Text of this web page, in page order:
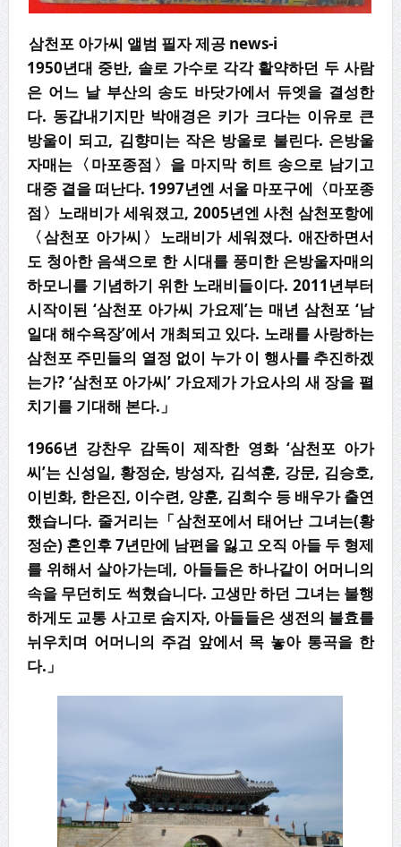
삼천포 아가씨 앨범 필자 제공 news-i
1950년대 중반, 솔로 가수로 각각 활약하던 두 사람
은 어느 날 부산의 송도 바닷가에서 듀엣을 결성한
다. 동갑내기지만 박애경은 키가 크다는 이유로 큰
방울이 되고, 김향미는 작은 방울로 불린다. 은방울
자매는〈마포종점〉을 마지막 히트 송으로 남기고
대중 곁을 떠난다. 1997년엔 서울 마포구에〈마포종
점〉노래비가 세워졌고, 2005년엔 사천 삼천포항에
〈삼천포 아가씨〉노래비가 세워졌다. 애잔하면서
도 청아한 음색으로 한 시대를 풍미한 은방울자매의
하모니를 기념하기 위한 노래비들이다. 2011년부터
시작이된 ‘삼천포 아가씨 가요제’는 매년 삼천포 ‘남
일대 해수욕장’에서 개최되고 있다. 노래를 사랑하는
삼천포 주민들의 열정 없이 누가 이 행사를 추진하겠
는가? ‘삼천포 아가씨’ 가요제가 가요사의 새 장을 펼
치기를 기대해 본다.」
1966년 강찬우 감독이 제작한 영화 ‘삼천포 아가
씨’는 신성일, 황정순, 방성자, 김석훈, 강문, 김승호,
이빈화, 한은진, 이수련, 양훈, 김희수 등 배우가 출연
했습니다. 줄거리는「삼천포에서 태어난 그녀는(황
정순) 혼인후 7년만에 남편을 잃고 오직 아들 두 형제
를 위해서 살아가는데, 아들들은 하나같이 어머니의
속을 무던히도 썩혔습니다. 고생만 하던 그녀는 불행
하게도 교통 사고로 숨지자, 아들들은 생전의 불효를
뉘우치며 어머니의 주검 앞에서 목 놓아 통곡을 한
다.」